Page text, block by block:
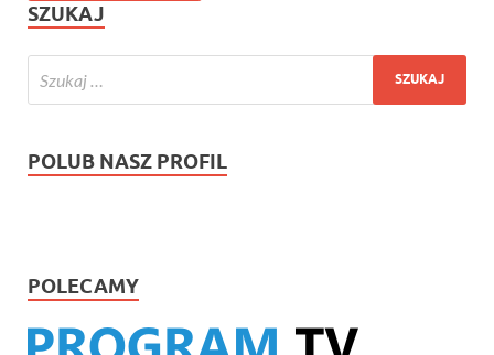
SZUKAJ
POLUB NASZ PROFIL
POLECAMY